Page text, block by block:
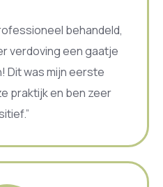
behandeld,
verdoving een gaatje
Dit was mijn eerste
praktijk en ben zeer